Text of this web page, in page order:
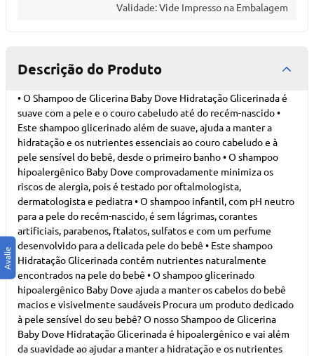
Validade: Vide Impresso na Embalagem
Descrição do Produto
• O Shampoo de Glicerina Baby Dove Hidratação Glicerinada é
suave com a pele e o couro cabeludo até do recém-nascido •
Este shampoo glicerinado além de suave, ajuda a manter a
hidratação e os nutrientes essenciais ao couro cabeludo e à
pele sensível do bebê, desde o primeiro banho • O shampoo
hipoalergênico Baby Dove comprovadamente minimiza os
riscos de alergia, pois é testado por oftalmologista,
dermatologista e pediatra • O shampoo infantil, com pH neutro
para a pele do recém-nascido, é sem lágrimas, corantes
artificiais, parabenos, ftalatos, sulfatos e com um perfume
desenvolvido para a delicada pele do bebê • Este shampoo
Hidratação Glicerinada contém nutrientes naturalmente
encontrados na pele do bebê • O shampoo glicerinado
hipoalergênico Baby Dove ajuda a manter os cabelos do bebê
macios e visivelmente saudáveis Procura um produto dedicado
à pele sensível do seu bebê? O nosso Shampoo de Glicerina
Baby Dove Hidratação Glicerinada é hipoalergênico e vai além
da suavidade ao ajudar a manter a hidratação e os nutrientes